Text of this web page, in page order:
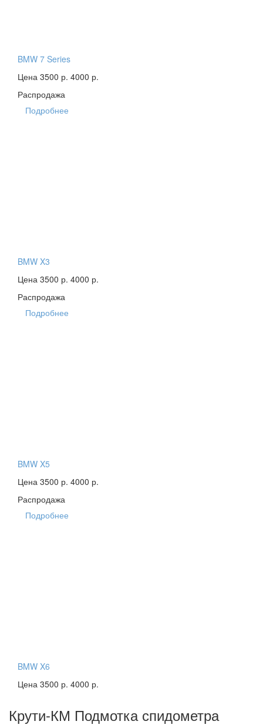
BMW 7 Series
Цена 3500 р. 4000 р.
Распродажа
Подробнее
BMW X3
Цена 3500 р. 4000 р.
Распродажа
Подробнее
BMW X5
Цена 3500 р. 4000 р.
Распродажа
Подробнее
BMW X6
Цена 3500 р. 4000 р.
Крути-КМ Подмотка спидометра